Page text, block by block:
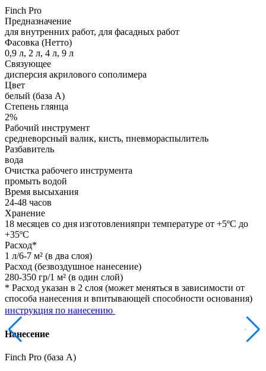
Finch Pro
Предназначение
для внутренних работ, для фасадных работ
Фасовка (Нетто)
0,9 л, 2 л, 4 л, 9 л
Связующее
дисперсия акрилового сополимера
Цвет
белый (база А)
Степень глянца
2%
Рабочий инструмент
средневорсный валик, кисть, пневмораспылитель
Разбавитель
вода
Очистка рабочего инструмента
промыть водой
Время высыхания
24-48 часов
Хранение
18 месяцев со дня изготовленияпри температуре от +5ºС до
+35ºС
Расход*
1 л/6-7 м² (в два слоя)
Расход (безвоздушное нанесение)
280-350 гр/1 м² (в один слой)
* Расход указан в 2 слоя (может меняться в зависимости от
способа нанесения и впитывающей способности основания)
инструкция по нанесению
Нанесение
Finch Pro (база А)